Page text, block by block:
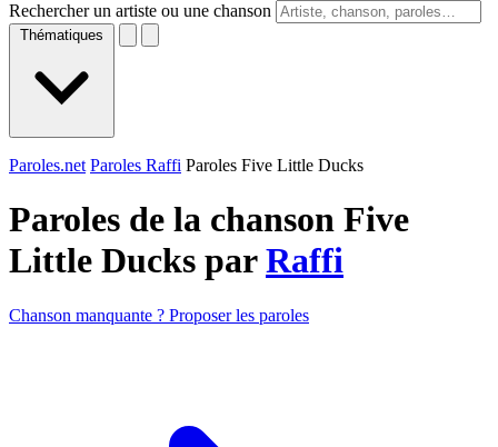
Rechercher un artiste ou une chanson
Thématiques
Paroles.net Paroles Raffi Paroles Five Little Ducks
Paroles de la chanson Five
Little Ducks parRaffi
Chanson manquante ? Proposer les paroles